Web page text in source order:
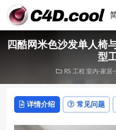
四酷网米色沙发单人椅
型
RS 工程 室内-家居-
详情介绍 常见问题